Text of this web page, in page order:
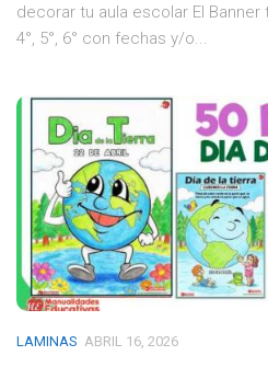
decorar tu aula escolar El Banner
4°, 5°, 6° con fechas y/o...
LAMINAS ABRIL 16, 2026